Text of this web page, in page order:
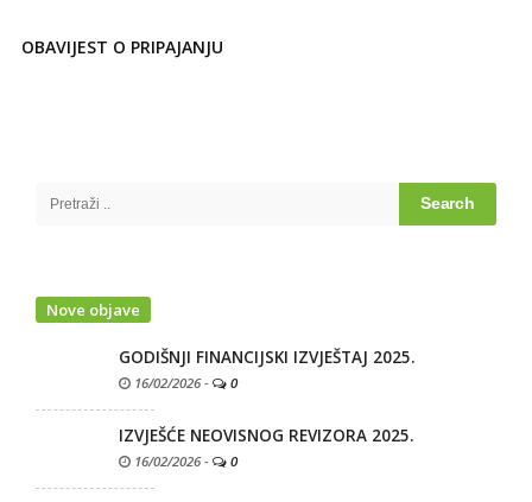
OBAVIJEST O PRIPAJANJU
Search
Nove objave
GODIŠNJI FINANCIJSKI IZVJEŠTAJ 2025.
16/02/2026- 0
IZVJEŠĆE NEOVISNOG REVIZORA 2025.
16/02/2026- 0